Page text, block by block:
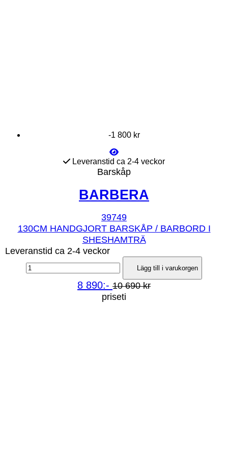
-1 800 kr
Leveranstid ca 2-4 veckor
Barskåp
BARBERA
39749
130CM HANDGJORT BARSKÅP / BARBORD I
SHESHAMTRÄ
Leveranstid ca 2-4 veckor
Lägg till i varukorgen
8 890:- 10 690 kr
priseti